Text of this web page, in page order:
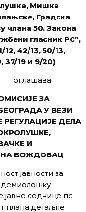
Мишка
Градска
члана 50. Закона
гласник РС”,
12, 42/13, 50/13,
37/19 и 9/20)
ЗА
У ВЕЗИ
ДЕЛА
И
ВОЖДОВАЦ
јавности за
јавне седнице по
плана детаљне